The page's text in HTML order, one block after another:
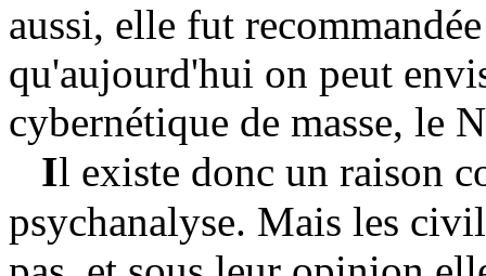
aussi, elle fut
qu'aujourd'hui on peut
cybernétique de masse, le
Il existe donc un raison
psychanalyse. Mais les